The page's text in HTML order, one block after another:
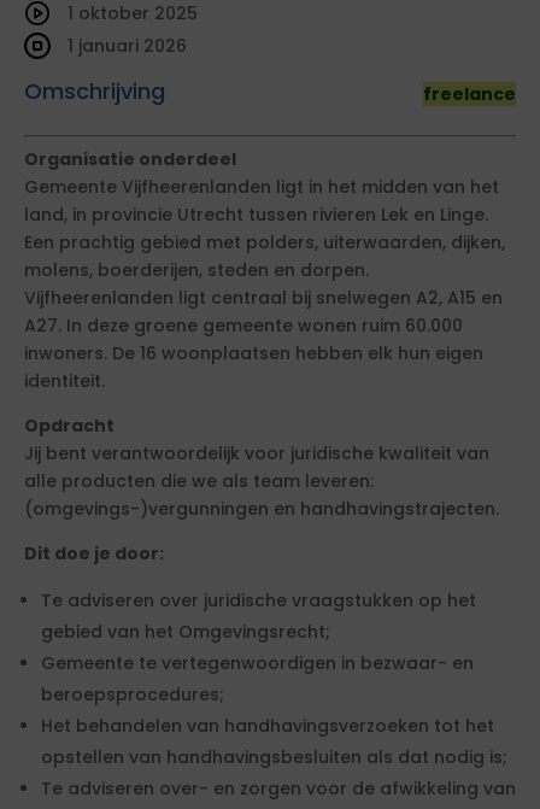
Omschrijving freelance
1 oktober 2025
1 januari 2026
Organisatie onderdeel
Gemeente Vijfheerenlanden ligt in het midden van het
land, in provincie Utrecht tussen rivieren Lek en Linge.
Een prachtig gebied met polders, uiterwaarden, dijken,
molens, boerderijen, steden en dorpen.
Vijfheerenlanden ligt centraal bij snelwegen A2, A15 en
A27. In deze groene gemeente wonen ruim 60.000
inwoners. De 16 woonplaatsen hebben elk hun eigen
identiteit.
Opdracht
Jij bent verantwoordelijk voor juridische kwaliteit van
alle producten die we als team leveren:
(omgevings-)vergunningen en handhavingstrajecten.
Dit doe je door:
Te adviseren over juridische vraagstukken op het
gebied van het Omgevingsrecht;
Gemeente te vertegenwoordigen in bezwaar- en
beroepsprocedures;
Het behandelen van handhavingsverzoeken tot het
opstellen van handhavingsbesluiten als dat nodig is;
Te adviseren over- en zorgen voor de afwikkeling van